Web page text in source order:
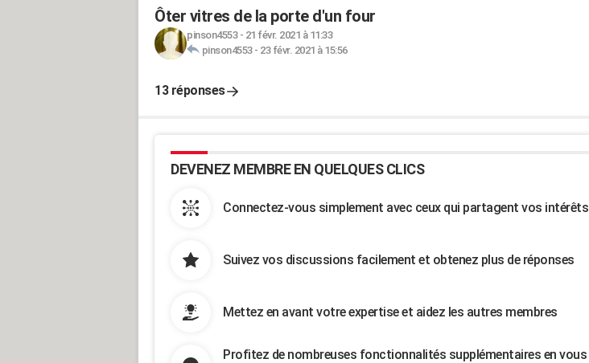
Ôter vitres de la porte d'un four
pinson4553- 21 févr. 2021 à 11:33
pinson4553- 23 févr. 2021 à 15:56
13 réponses
DEVENEZ MEMBRE EN QUELQUES CLICS
Connectez-vous simplement avec ceux qui partagent vos intérêts
Suivez vos discussions facilement et obtenez plus de réponses
Mettez en avant votre expertise et aidez les autres membres
Profitez de nombreuses fonctionnalités supplémentaires en vous